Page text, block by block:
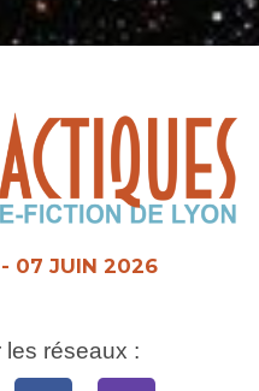
07 JUIN 2026
les réseaux :
FacebookTwitch